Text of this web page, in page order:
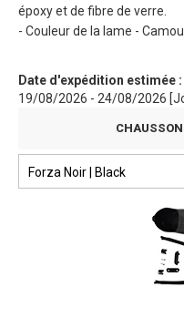
époxy et de fibre de verre.
- Couleur de la lame -
Date d'expédition estimée :
19/08/2026 - 24/08/2026